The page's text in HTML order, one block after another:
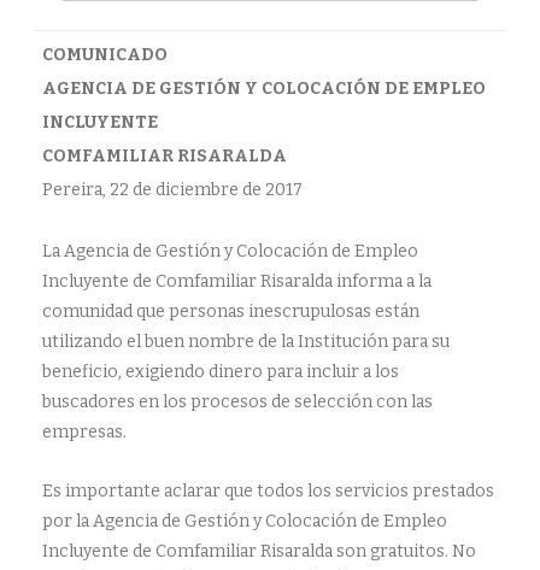
COMUNICADO
AGENCIA DE GESTIÓN Y COLOCACIÓN DE EMPLEO
INCLUYENTE
COMFAMILIAR RISARALDA
Pereira, 22 de diciembre de 2017
La Agencia de Gestión y Colocación de Empleo
Incluyente de Comfamiliar Risaralda informa a la
comunidad que personas inescrupulosas están
utilizando el buen nombre de la Institución para su
beneficio, exigiendo dinero para incluir a los
buscadores en los procesos de selección con las
empresas.
Es importante aclarar que todos los servicios prestados
por la Agencia de Gestión y Colocación de Empleo
Incluyente de Comfamiliar Risaralda son gratuitos. No